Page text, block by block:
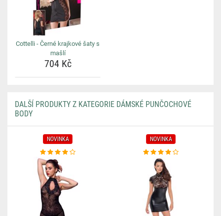
Cottelli - Černé krajkové šaty s
mašlí
704 Kč
DALŠÍ PRODUKTY Z KATEGORIE DÁMSKÉ PUNČOCHOVÉ
BODY
NOVINKA NOVINKA